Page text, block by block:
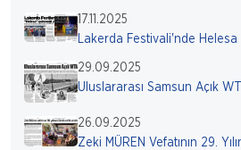
17.11.2025
Lakerda Festivali'nde Helesa
29.09.2025
Uluslararası Samsun Açık
26.09.2025
Zeki MÜREN Vefatının 29.